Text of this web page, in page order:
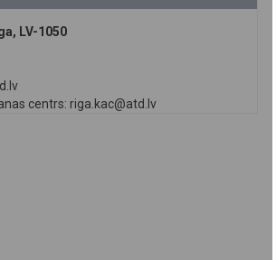
LV-1050
centrs: riga.kac@atd.lv